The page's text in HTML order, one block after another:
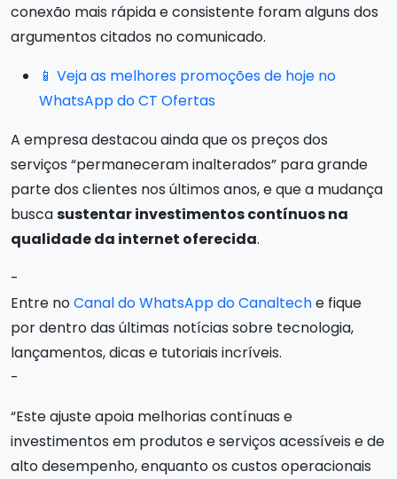
conexão mais rápida e consistente foram alguns dos
argumentos citados no comunicado.
📱 Veja as melhores promoções de hoje no
WhatsApp do CT Ofertas
A empresa destacou ainda que os preços dos
serviços “permaneceram inalterados” para grande
parte dos clientes nos últimos anos, e que a mudança
buscasustentar investimentos contínuos na
qualidade da internet oferecida.
-
Entre noCanal do WhatsApp do Canalteche fique
por dentro das últimas notícias sobre tecnologia,
lançamentos, dicas e tutoriais incríveis.
-
“Este ajuste apoia melhorias contínuas e
investimentos em produtos e serviços acessíveis e de
alto desempenho, enquanto os custos operacionais